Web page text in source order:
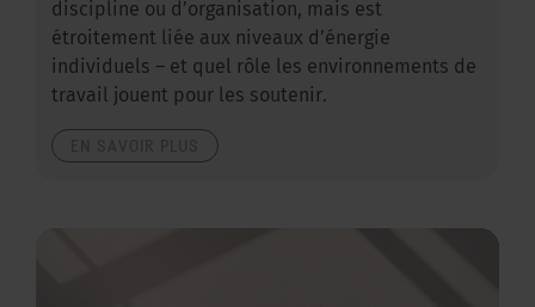
discipline ou d’organisation, mais est
étroitement liée aux niveaux d’énergie
individuels – et quel rôle les environnements de
travail jouent pour les soutenir.